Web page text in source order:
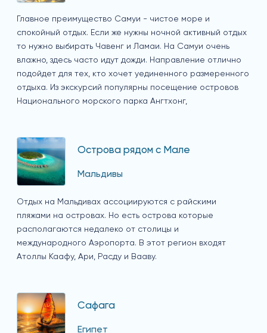
Главное преимущество Самуи - чистое море и
спокойный отдых. Если же нужны ночной активный отдых
то нужно выбирать Чавенг и Ламаи. На Самуи очень
влажно, здесь часто идут дожди. Направление отлично
подойдет для тех, кто хочет уединенного размеренного
отдыха. Из экскурсий популярны посещение островов
Национального морского парка Ангтхонг,
Острова рядом с Мале
Мальдивы
Отдых на Мальдивах ассоциируются с райскими
пляжами на островах. Но есть острова которые
располагаются недалеко от столицы и
международного Аэропорта. В этот регион входят
Атоллы Каафу, Ари, Расду и Вааву.
Сафага
Египет